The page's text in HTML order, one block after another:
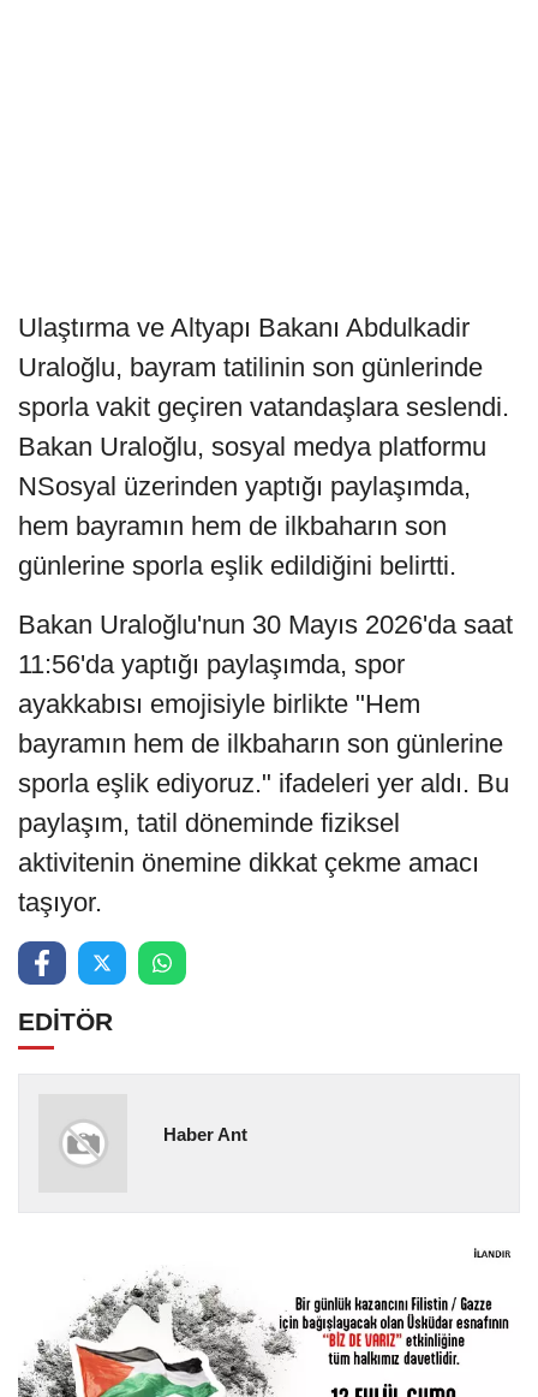
Ulaştırma ve Altyapı Bakanı Abdulkadir
Uraloğlu, bayram tatilinin son günlerinde
sporla vakit geçiren vatandaşlara seslendi.
Bakan Uraloğlu, sosyal medya platformu
NSosyal üzerinden yaptığı paylaşımda,
hem bayramın hem de ilkbaharın son
günlerine sporla eşlik edildiğini belirtti.
Bakan Uraloğlu'nun 30 Mayıs 2026'da saat
11:56'da yaptığı paylaşımda, spor
ayakkabısı emojisiyle birlikte "Hem
bayramın hem de ilkbaharın son günlerine
sporla eşlik ediyoruz." ifadeleri yer aldı. Bu
paylaşım, tatil döneminde fiziksel
aktivitenin önemine dikkat çekme amacı
taşıyor.
EDİTÖR
Haber Ant